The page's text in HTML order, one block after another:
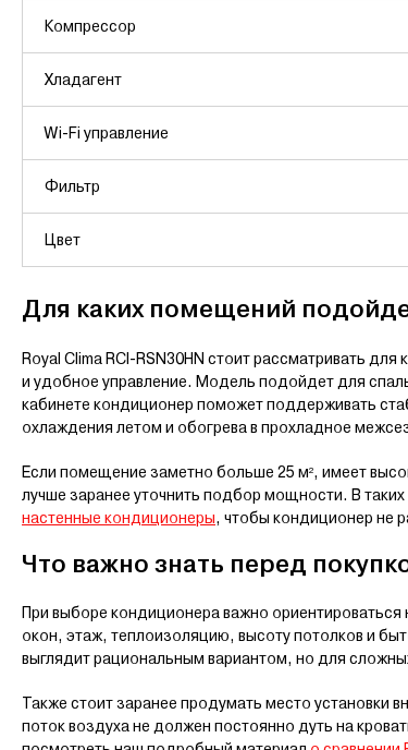
Компрессор
Хладагент
Wi-Fi управление
Фильтр
Цвет
Для каких помещений
Royal Clima RCI-RSN30HN стоит рассматривать
и удобное управление. Модель подойдет для
кабинете кондиционер поможет поддерживать
охлаждения летом и обогрева в прохладное
Если помещение заметно больше 25 м², имеет
лучше заранее уточнить подбор мощности. В
настенные кондиционеры, чтобы кондиционер не
Что важно знать перед
При выборе кондиционера важно
окон, этаж, теплоизоляцию, высоту потолков и
выглядит рациональным вариантом, но для
Также стоит заранее продумать место установки
поток воздуха не должен постоянно дуть на